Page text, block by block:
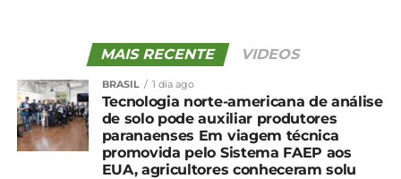
levantamento ao lembrar que, entre abril e
setembro do ano passado, houve um longo
período seco, o que causou instabilidade nas
lavouras.
*Agência Brasil
MAIS RECENTE VIDEOS
BRASIL 1 dia ago
Tecnologia norte-americana de análise
de solo pode auxiliar produtores
paranaenses Em viagem técnica
promovida pelo Sistema FAEP aos
EUA, agricultores conheceram solu